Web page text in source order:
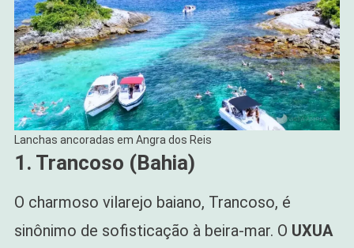
Lanchas ancoradas em Angra dos Reis
1. Trancoso (Bahia)
O charmoso vilarejo baiano, Trancoso, é
sinônimo de sofisticação à beira-mar. O UXUA